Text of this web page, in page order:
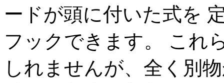
ードが頭に付いた式を
フックできます。 これ
しれませんが、全く別